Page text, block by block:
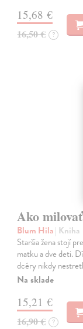
15,68 €
16,50 € ?
Ako
Blum Hila| Kniha
Staršia žena stojí
matku a dve deti.
dcéry nikdy
Na sklade
15,21 €
16,90 € ?